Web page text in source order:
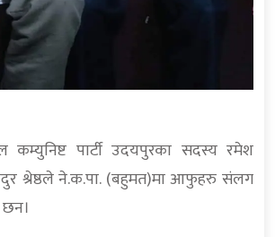
पार्टी उदयपुरका सदस्य रमेश
श्रेष्ठले ने.क.पा. (बहुमत)मा आफुहरु संलग
छन।